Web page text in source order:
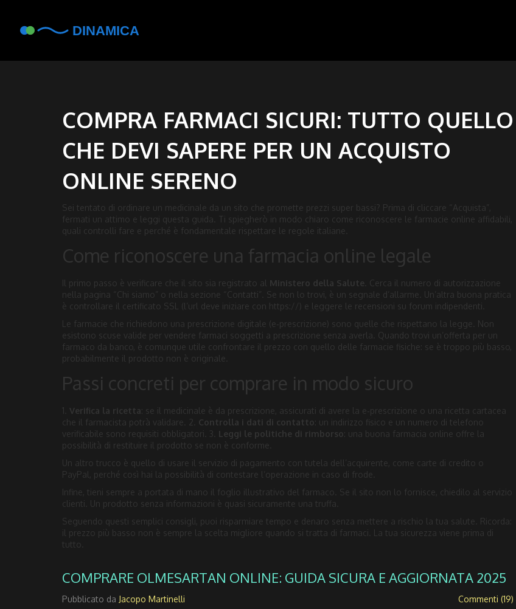
COMPRA FARMACI SICURI: TUTTO QUELLO
CHE DEVI SAPERE PER UN ACQUISTO
ONLINE SERENO
Sei tentato di ordinare un medicinale da un sito che promette prezzi super bassi? Prima di cliccare “Acquista”,
fermati un attimo e leggi questa guida. Ti spiegherò in modo chiaro come riconoscere le farmacie online affidabili,
quali controlli fare e perché è fondamentale rispettare le regole italiane.
Come riconoscere una farmacia online legale
Il primo passo è verificare che il sito sia registrato al Ministero della Salute . Cerca il numero di autorizzazione
nella pagina “Chi siamo” o nella sezione “Contatti”. Se non lo trovi, è un segnale d’allarme. Un’altra buona pratica
è controllare il certificato SSL (l’url deve iniziare con https://) e leggere le recensioni su forum indipendenti.
Le farmacie che richiedono una prescrizione digitale (e‑prescrizione) sono quelle che rispettano la legge. Non
esistono scuse valide per vendere farmaci soggetti a prescrizione senza averla. Quando trovi un’offerta per un
farmaco da banco, è comunque utile confrontare il prezzo con quello delle farmacie fisiche: se è troppo più basso,
probabilmente il prodotto non è originale.
Passi concreti per comprare in modo sicuro
1. Verifica la ricetta: se il medicinale è da prescrizione, assicurati di avere la e‑prescrizione o una ricetta cartacea
che il farmacista potrà validare. 2. Controlla i dati di contatto: un indirizzo fisico e un numero di telefono
verificabile sono requisiti obbligatori. 3. Leggi le politiche di rimborso: una buona farmacia online offre la
possibilità di restituire il prodotto se non è conforme.
Un altro trucco è quello di usare il servizio di pagamento con tutela dell’acquirente, come carte di credito o
PayPal, perché così hai la possibilità di contestare l’operazione in caso di frode.
Infine, tieni sempre a portata di mano il foglio illustrativo del farmaco. Se il sito non lo fornisce, chiedilo al servizio
clienti. Un prodotto senza informazioni è quasi sicuramente una truffa.
Seguendo questi semplici consigli, puoi risparmiare tempo e denaro senza mettere a rischio la tua salute. Ricorda:
il prezzo più basso non è sempre la scelta migliore quando si tratta di farmaci. La tua sicurezza viene prima di
tutto.
COMPRARE OLMESARTAN ONLINE: GUIDA SICURA E AGGIORNATA 2025
Pubblicato da Jacopo Martinelli Commenti (19)